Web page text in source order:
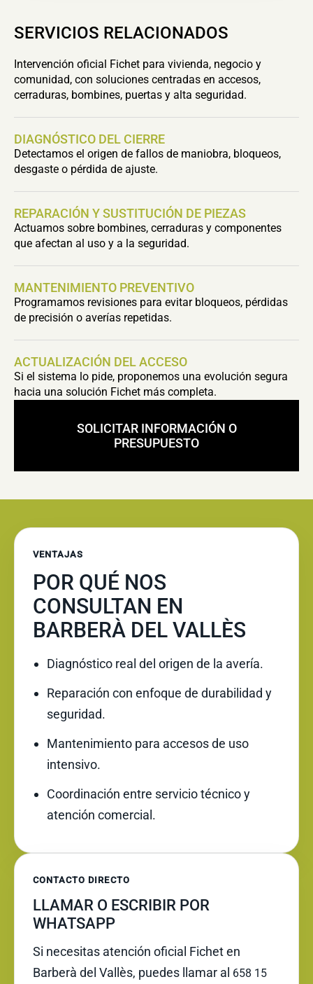
SERVICIOS RELACIONADOS
Intervención oficial Fichet para vivienda, negocio y
comunidad, con soluciones centradas en accesos,
cerraduras, bombines, puertas y alta seguridad.
DIAGNÓSTICO DEL CIERRE
Detectamos el origen de fallos de maniobra, bloqueos,
desgaste o pérdida de ajuste.
REPARACIÓN Y SUSTITUCIÓN DE PIEZAS
Actuamos sobre bombines, cerraduras y componentes
que afectan al uso y a la seguridad.
MANTENIMIENTO PREVENTIVO
Programamos revisiones para evitar bloqueos, pérdidas
de precisión o averías repetidas.
ACTUALIZACIÓN DEL ACCESO
Si el sistema lo pide, proponemos una evolución segura
hacia una solución Fichet más completa.
SOLICITAR INFORMACIÓN O
PRESUPUESTO
VENTAJAS
POR QUÉ NOS
CONSULTAN EN
BARBERÀ DEL VALLÈS
Diagnóstico real del origen de la avería.
Reparación con enfoque de durabilidad y
seguridad.
Mantenimiento para accesos de uso
intensivo.
Coordinación entre servicio técnico y
atención comercial.
CONTACTO DIRECTO
LLAMAR O ESCRIBIR POR
WHATSAPP
Si necesitas atención oficial Fichet en
Barberà del Vallès, puedes llamar al 658 15